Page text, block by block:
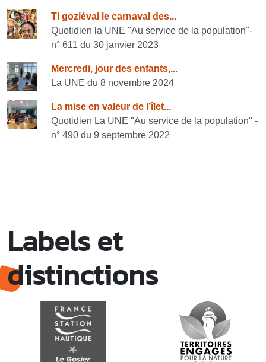
Consulter également
Ti goziéval le carnaval des...
Quotidien la UNE "Au service de la population"-
n° 611 du 30 janvier 2023
Mercredi, jour des enfants,...
La UNE du 8 novembre 2024
La mise en valeur de l’îlet...
Quotidien La UNE "Au service de la population" -
n° 490 du 9 septembre 2022
Labels et
distinctions